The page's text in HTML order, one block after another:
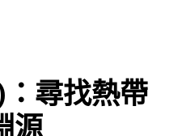
尋找熱帶
源